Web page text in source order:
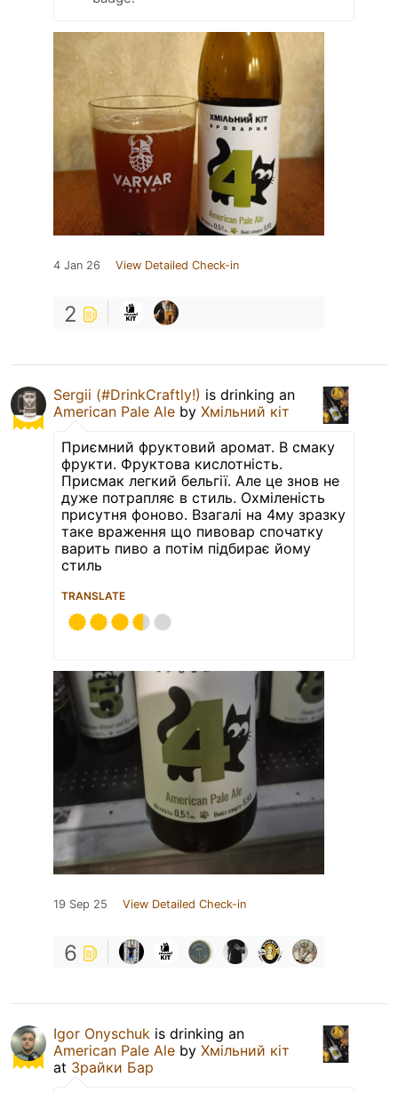
4 Jan 26 View Detailed Check-in
2
Sergii (#DrinkCraftly!) is drinking an
American Pale Ale by Хмільний кіт
Приємний фруктовий аромат. В смаку
фрукти. Фруктова кислотність.
Присмак легкий бельгії. Але це знов не
дуже потрапляє в стиль. Охміленість
присутня фоново. Взагалі на 4му зразку
таке враження що пивовар спочатку
варить пиво а потім підбирає йому
стиль
TRANSLATE
19 Sep 25 View Detailed Check-in
6
Igor Onyschuk is drinking an
American Pale Ale by Хмільний кіт
at Зрайки Бар